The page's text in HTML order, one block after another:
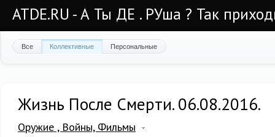
ATDE.RU - А Ты ДЕ . РУша ? Так
Все Коллективные Персональные
Жизнь После Смерти. 06.08.2016.
Оружие , Войны, Фильмы